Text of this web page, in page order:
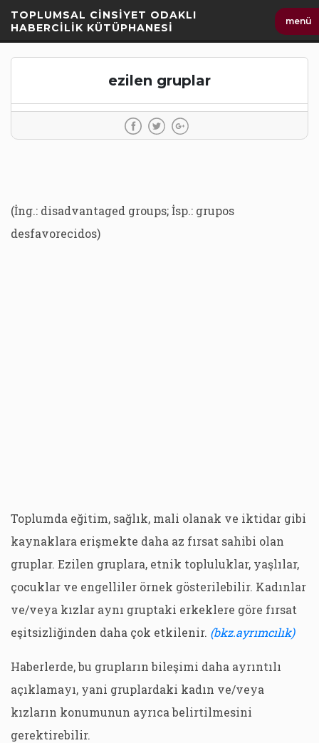
Geç
TOPLUMSAL CİNSİYET ODAKLI
HABERCİLİK KÜTÜPHANESİ
menü
ezilen gruplar
(İng.: disadvantaged groups; İsp.: grupos
desfavorecidos)
Toplumda eğitim, sağlık, mali olanak ve iktidar gibi
kaynaklara erişmekte daha az fırsat sahibi olan
gruplar. Ezilen gruplara, etnik topluluklar, yaşlılar,
çocuklar ve engelliler örnek gösterilebilir. Kadınlar
ve/veya kızlar aynı gruptaki erkeklere göre fırsat
eşitsizliğinden daha çok etkilenir. (bkz.ayrımcılık)
Haberlerde, bu grupların bileşimi daha ayrıntılı
açıklamayı, yani gruplardaki kadın ve/veya
kızların konumunun ayrıca belirtilmesini
gerektirebilir.